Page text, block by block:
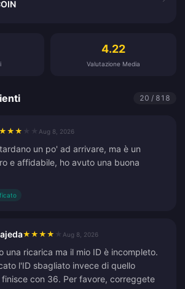
4.22
Valutazione Media
20 / 818
★ ★ ★ Aug 8, 2026
un po' ad arrivare, ma è un
e affidabile, ho avuto una buona
★ ★ ★ ★ Aug 8, 2026
una ricarica ma il mio ID è incompleto.
l'ID sbagliato invece di quello
con 36. Per favore, correggete